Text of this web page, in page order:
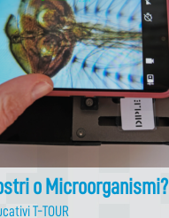
o Microorganismi?
T-TOUR